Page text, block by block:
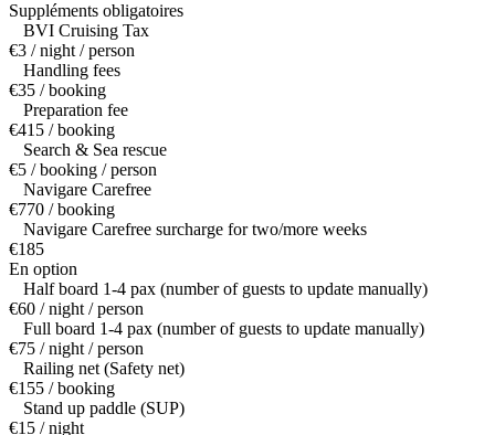
Suppléments obligatoires
BVI Cruising Tax
€3 / night / person
Handling fees
€35 / booking
Preparation fee
€415 / booking
Search & Sea rescue
€5 / booking / person
Navigare Carefree
€770 / booking
Navigare Carefree surcharge for two/more weeks
€185
En option
Half board 1-4 pax (number of guests to update manually)
€60 / night / person
Full board 1-4 pax (number of guests to update manually)
€75 / night / person
Railing net (Safety net)
€155 / booking
Stand up paddle (SUP)
€15 / night